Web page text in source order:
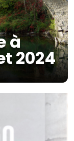
à
2024